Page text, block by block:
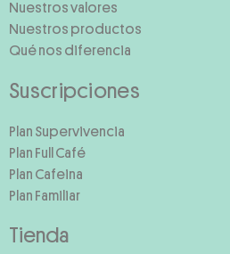
Nuestros valores
Nuestros productos
Qué nos diferencia
Suscripciones
Plan Supervivencia
Plan Full Café
Plan Cafeina
Plan Familiar
Tienda